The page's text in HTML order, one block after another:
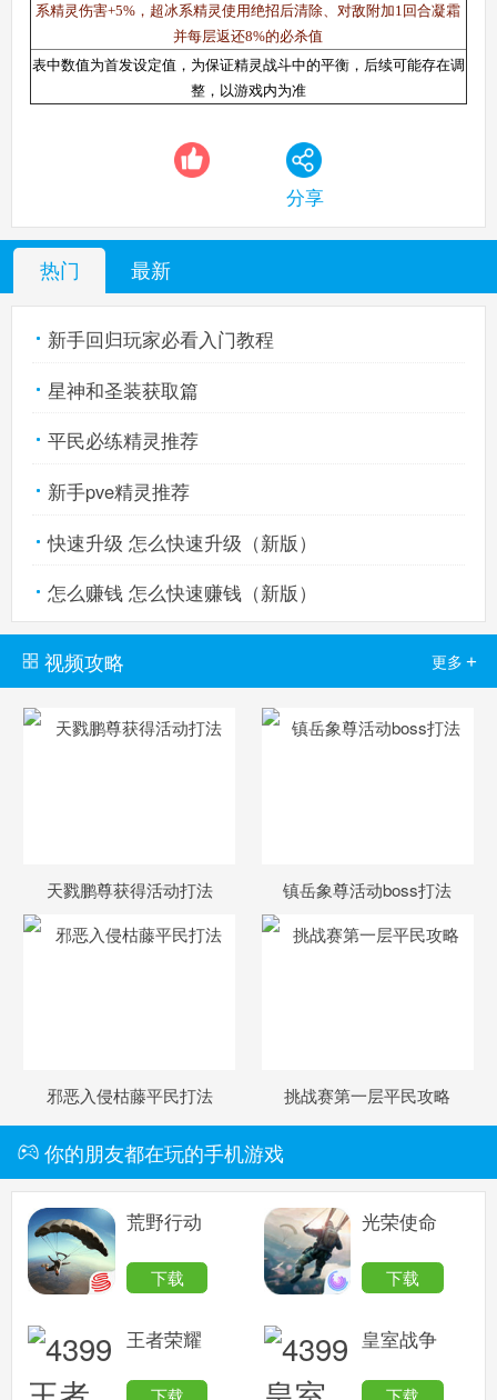
系精灵伤害+5%，超冰系精灵使用绝招后清除、对敌附加1回合凝霜
并每层返还8%的必杀值
表中数值为首发设定值，为保证精灵战斗中的平衡，后续可能存在调
整，以游戏内为准
分享
热门 最新
新手回归玩家必看入门教程
星神和圣装获取篇
平民必练精灵推荐
新手pve精灵推荐
快速升级 怎么快速升级（新版）
怎么赚钱 怎么快速赚钱（新版）
视频攻略 更多 +
天戮鹏尊获得活动打法 镇岳象尊活动boss打法
邪恶入侵枯藤平民打法 挑战赛第一层平民攻略
你的朋友都在玩的手机游戏
荒野行动
下载
光荣使命
下载
王者荣耀
下载
皇室战争
下载